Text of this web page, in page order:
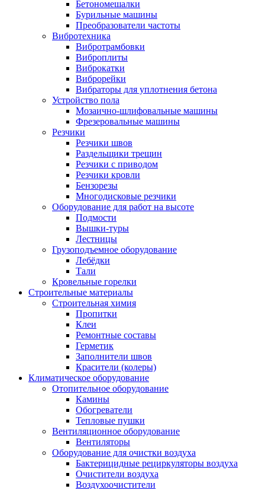
Бетономешалки
Бурильные машины
Преобразователи частоты
Вибротехника
Вибротрамбовки
Виброплиты
Виброкатки
Виброрейки
Вибраторы для уплотнения бетона
Устройство пола
Мозаично-шлифовальные машины
Фрезеровальные машины
Резчики
Резчики швов
Раздельщики трещин
Резчики с приводом
Резчики кровли
Бензорезы
Многодисковые резчики
Оборудование для работ на высоте
Подмости
Вышки-туры
Лестницы
Грузоподъемное оборудование
Лебёдки
Тали
Кровельные горелки
Строительные материалы
Строительная химия
Пропитки
Клеи
Ремонтные составы
Герметик
Заполнители швов
Красители (колеры)
Климатическое оборудование
Отопительное оборудование
Камины
Обогреватели
Тепловые пушки
Вентиляционное оборудование
Вентиляторы
Оборудование для очистки воздуха
Бактерицидные рециркуляторы воздуха
Очистители воздуха
Воздухоочистители